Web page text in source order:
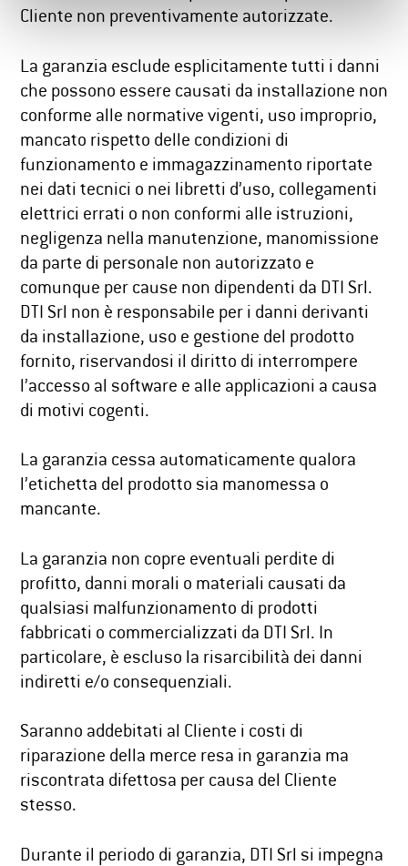
Cliente non preventivamente autorizzate.
La garanzia esclude esplicitamente tutti i danni
che possono essere causati da installazione non
conforme alle normative vigenti, uso improprio,
mancato rispetto delle condizioni di
funzionamento e immagazzinamento riportate
nei dati tecnici o nei libretti d’uso, collegamenti
elettrici errati o non conformi alle istruzioni,
negligenza nella manutenzione, manomissione
da parte di personale non autorizzato e
comunque per cause non dipendenti da DTI Srl.
DTI Srl non è responsabile per i danni derivanti
da installazione, uso e gestione del prodotto
fornito, riservandosi il diritto di interrompere
l’accesso al software e alle applicazioni a causa
di motivi cogenti.
La garanzia cessa automaticamente qualora
l’etichetta del prodotto sia manomessa o
mancante.
La garanzia non copre eventuali perdite di
profitto, danni morali o materiali causati da
qualsiasi malfunzionamento di prodotti
fabbricati o commercializzati da DTI Srl. In
particolare, è escluso la risarcibilità dei danni
indiretti e/o consequenziali.
Saranno addebitati al Cliente i costi di
riparazione della merce resa in garanzia ma
riscontrata difettosa per causa del Cliente
stesso.
Durante il periodo di garanzia, DTI Srl si impegna